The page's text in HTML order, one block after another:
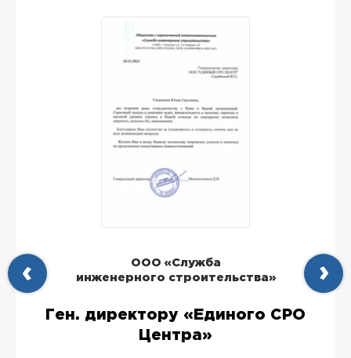
ООО «Служба
инженерного строительства»
Ген. директору «Единого СРО
Центра»